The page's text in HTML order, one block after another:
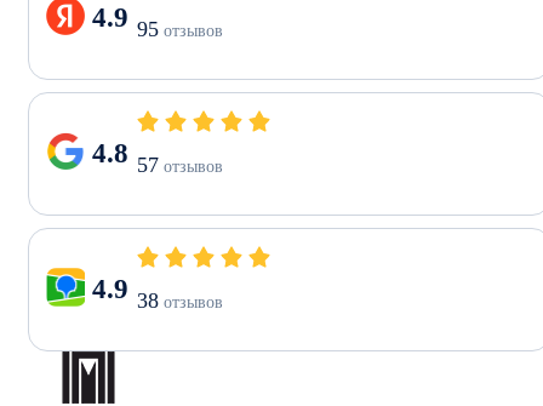
4.9 95 отзывов
4.8 57 отзывов
4.9 38 отзывов